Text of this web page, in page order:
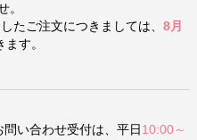
。
たご注文につきましては、 8月
す。
い合わせ受付は、平日 10:00～